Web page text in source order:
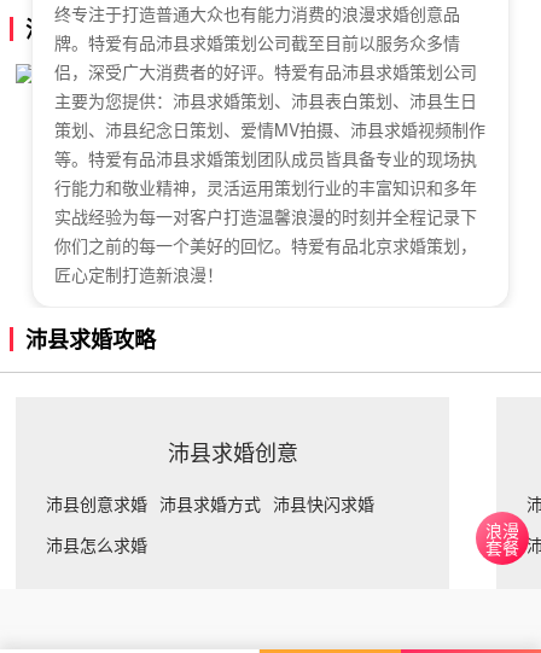
沛县求婚策划公司简介
终专注于打造普通大众也有能力消费的浪漫求婚创意品
牌。特爱有品沛县求婚策划公司截至目前以服务众多情
侣，深受广大消费者的好评。特爱有品沛县求婚策划公司
主要为您提供：沛县求婚策划、沛县表白策划、沛县生日
策划、沛县纪念日策划、爱情MV拍摄、沛县求婚视频制作
等。特爱有品沛县求婚策划团队成员皆具备专业的现场执
行能力和敬业精神，灵活运用策划行业的丰富知识和多年
实战经验为每一对客户打造温馨浪漫的时刻并全程记录下
你们之前的每一个美好的回忆。特爱有品北京求婚策划，
匠心定制打造新浪漫！
沛县求婚攻略
沛县求婚创意
沛县创意求婚 沛县求婚方式 沛县快闪求婚
沛县怎么求婚
浪漫
套餐